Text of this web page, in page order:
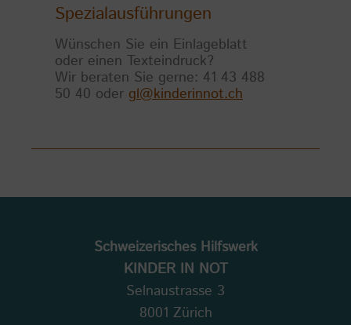
Spezialausführungen
Wünschen Sie ein Einlageblatt
oder einen Texteindruck?
Wir beraten Sie gerne: 41 43 488
50 40 oder gl@kinderinnot.ch
Schweizerisches Hilfswerk
KINDER IN NOT
Selnaustrasse 3
8001 Zürich